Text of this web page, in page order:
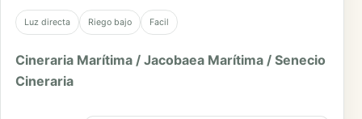
Luz directa Riego bajo Facil
Cineraria Marítima / Jacobaea Marítima / Senecio
Cineraria